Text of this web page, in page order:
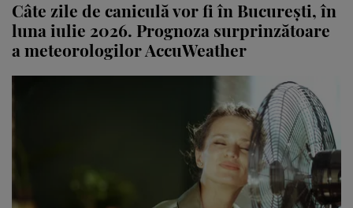
luna iulie 2026. Prognoza surprinzătoare
a meteorologilor AccuWeather